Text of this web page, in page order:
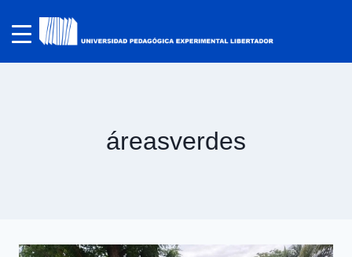
áreasverdes